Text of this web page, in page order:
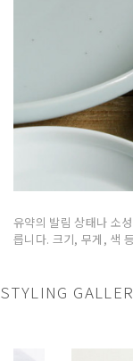
유약의 발림 상태나 소
릅니다. 크기, 무게, 색
STYLING